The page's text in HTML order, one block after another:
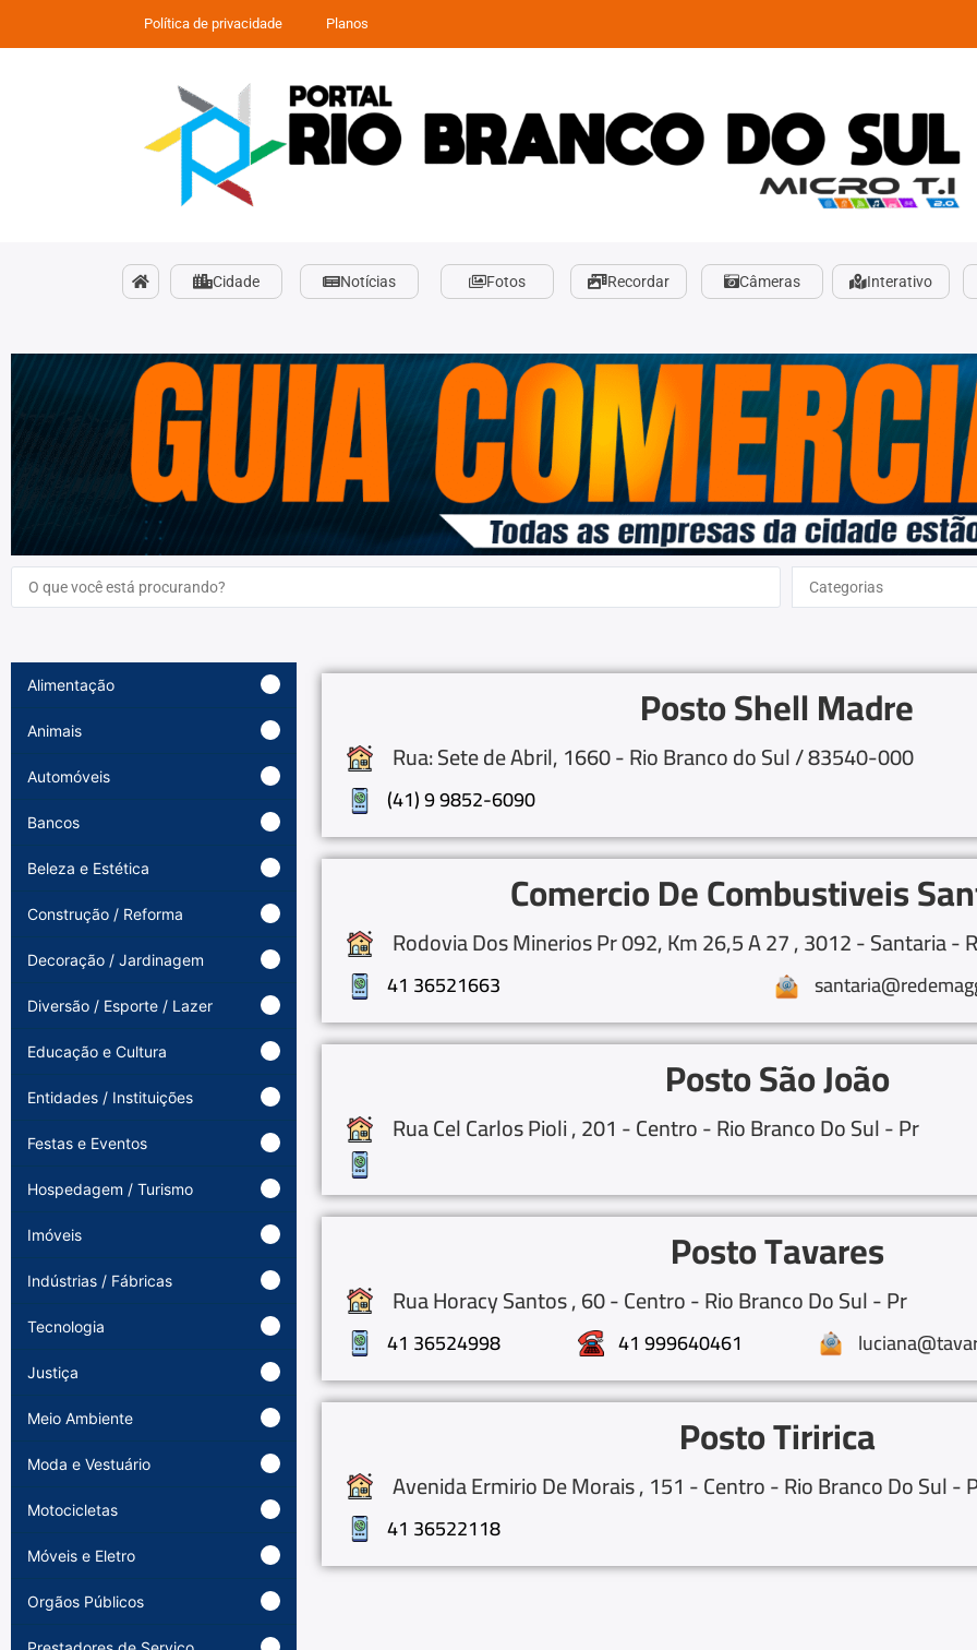
Política de privacidade Planos
Cidade Notícias Fotos Recordar Câmeras Interativo
Categorias
Alimentação
Animais
Automóveis
Bancos
Beleza e Estética
Construção / Reforma
Decoração / Jardinagem
Diversão / Esporte / Lazer
Educação e Cultura
Entidades / Instituições
Festas e Eventos
Hospedagem / Turismo
Imóveis
Indústrias / Fábricas
Tecnologia
Justiça
Meio Ambiente
Moda e Vestuário
Motocicletas
Móveis e Eletro
Orgãos Públicos
Posto Shell Madre
Rua: Sete de Abril, 1660 - Rio Branco do Sul / 83540-000
(41) 9 9852-6090
Comercio De Combustiveis
Rodovia Dos Minerios Pr 092, Km 26,5 A 27 , 3012 - Santaria -
41 36521663
Posto São João
Rua Cel Carlos Pioli , 201 - Centro - Rio Branco Do Sul - Pr
Posto Tavares
Rua Horacy Santos , 60 - Centro - Rio Branco Do Sul - Pr
41 36524998 41 999640461
Posto Tiririca
Avenida Ermirio De Morais , 151 - Centro - Rio Branco Do Sul -
41 36522118